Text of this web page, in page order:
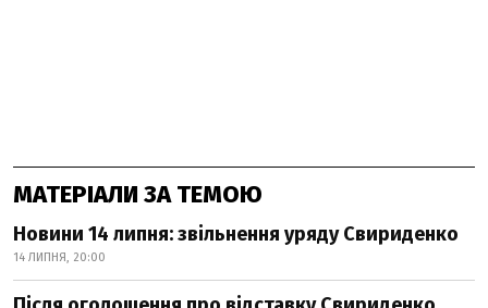
МАТЕРІАЛИ ЗА ТЕМОЮ
Новини 14 липня: звільнення уряду Свириденко
14 ЛИПНЯ, 20:00